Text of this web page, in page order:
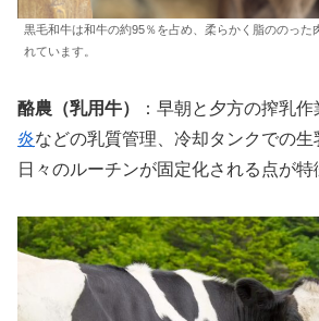
黒毛和牛は和牛の約95％を占め、柔らかく脂ののった
れています。
酪農（乳用牛） ：早朝と夕方の搾乳作
炎などの乳質管理、冷却タンクでの生
日々のルーチンが固定化される点が特